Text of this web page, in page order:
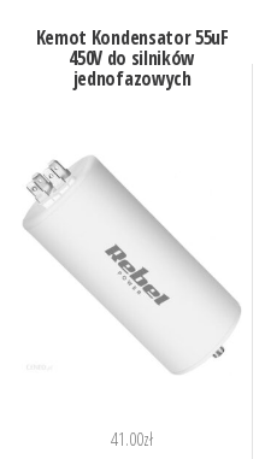
Kemot Kondensator 55uF
450V do silników
jednofazowych
41.00zł